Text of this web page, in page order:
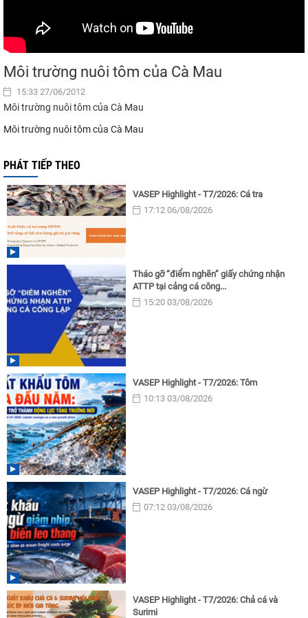
Môi trường nuôi tôm của Cà Mau
15:33 27/06/2012
Môi trường nuôi tôm của Cà Mau
Môi trường nuôi tôm của Cà Mau
PHÁT TIẾP THEO
VASEP Highlight - T7/2026: Cá tra
17:12 06/08/2026
Tháo gỡ “điểm nghẽn” giấy chứng nhận
ATTP tại cảng cá công...
15:20 03/08/2026
VASEP Highlight - T7/2026: Tôm
10:13 03/08/2026
VASEP Highlight - T7/2026: Cá ngừ
07:12 03/08/2026
VASEP Highlight - T7/2026: Chả cá và
Surimi